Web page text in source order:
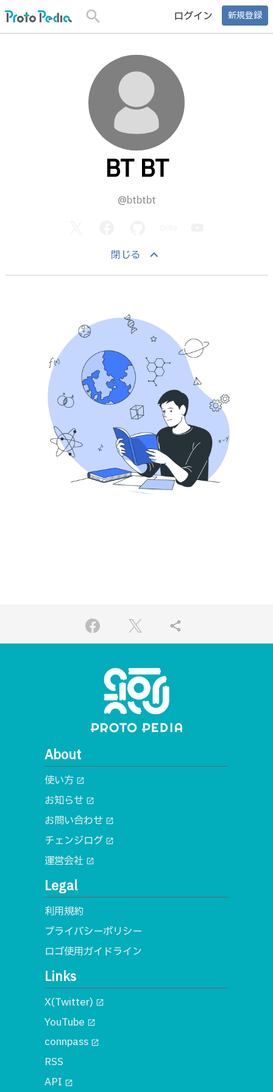
search ログイン 新規登録
BT BT
@btbtbt
閉じる keyboard_arrow_up
share
About
使い方 open_in_new
お知らせ open_in_new
お問い合わせ open_in_new
チェンジログ open_in_new
運営会社 open_in_new
Legal
利用規約
プライバシーポリシー
ロゴ使用ガイドライン
Links
X(Twitter) open_in_new
YouTube open_in_new
connpass open_in_new
RSS
API open_in_new